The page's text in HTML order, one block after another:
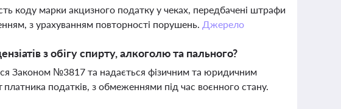
коду марки акцизного податку у чеках, передбачені штрафи
з урахуванням повторності порушень. Джерело
з обігу спирту, алкоголю та пального?
Законом №3817 та надається фізичним та юридичним
податків, з обмеженнями під час воєнного стану.